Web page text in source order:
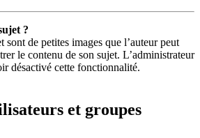
?
sont de petites images que l’auteur peut
le contenu de son sujet. L’administrateur
désactivé cette fonctionnalité.
et groupes